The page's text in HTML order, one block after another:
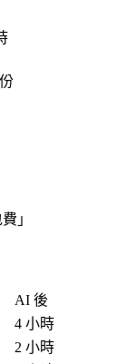
費 」
AI 後
4 小時
2 小時